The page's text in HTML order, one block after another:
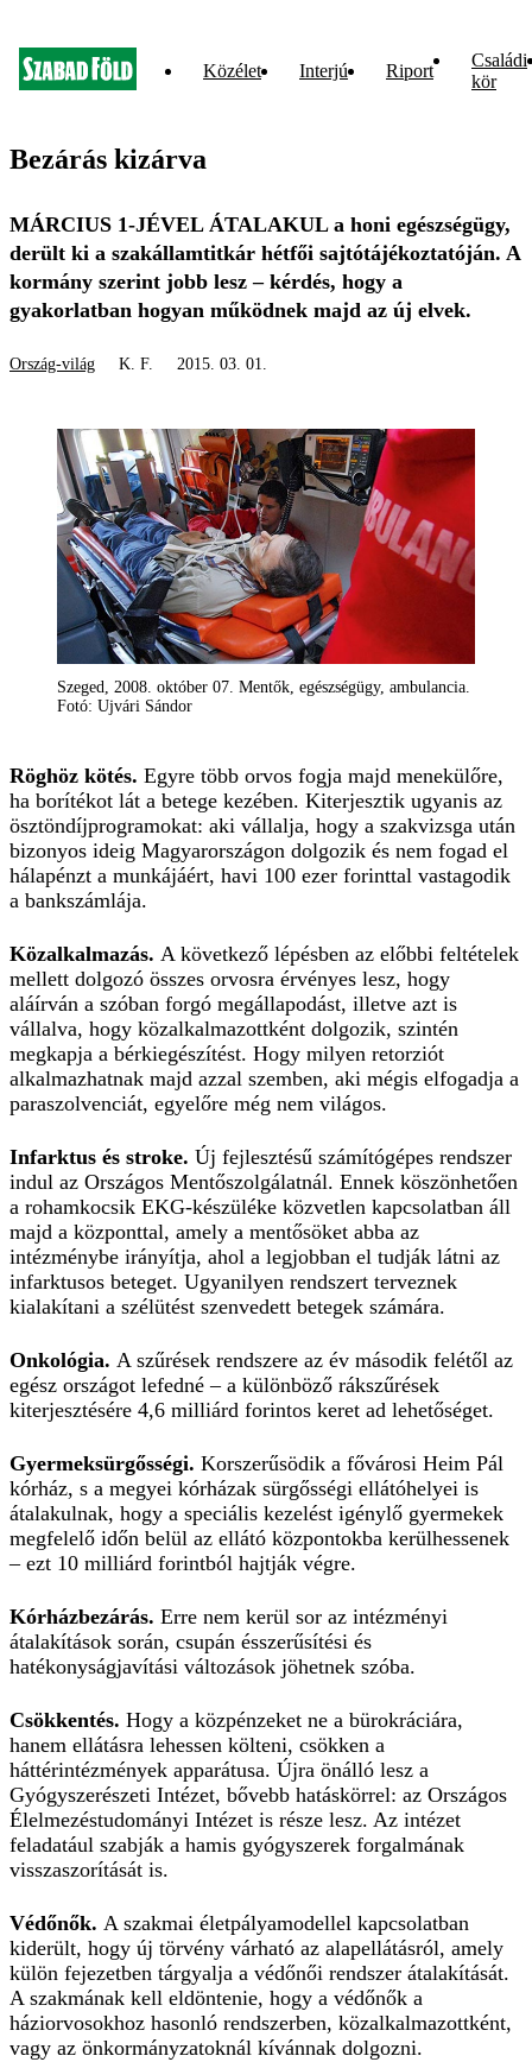
Közélet Interjú Riport
Családi
kör
Bezárás kizárva
MÁRCIUS 1-JÉVEL ÁTALAKUL a honi egészségügy,
derült ki a szakállamtitkár hétfői sajtótájékoztatóján. A
kormány szerint jobb lesz – kérdés, hogy a
gyakorlatban hogyan működnek majd az új elvek.
Ország-világ K. F. 2015. 03. 01.
Szeged, 2008. október 07. Mentők, egészségügy, ambulancia.
Fotó: Ujvári Sándor
Röghöz kötés. Egyre több orvos fogja majd menekülőre,
ha borítékot lát a betege kezében. Kiterjesztik ugyanis az
ösztöndíjprogramokat: aki vállalja, hogy a szakvizsga után
bizonyos ideig Magyarországon dolgozik és nem fogad el
hálapénzt a munkájáért, havi 100 ezer forinttal vastagodik
a bankszámlája.
Közalkalmazás. A következő lépésben az előbbi feltételek
mellett dolgozó összes orvosra érvényes lesz, hogy
aláírván a szóban forgó megállapodást, illetve azt is
vállalva, hogy közalkalmazottként dolgozik, szintén
megkapja a bérkiegészítést. Hogy milyen retorziót
alkalmazhatnak majd azzal szemben, aki mégis elfogadja a
paraszolvenciát, egyelőre még nem világos.
Infarktus és stroke. Új fejlesztésű számítógépes rendszer
indul az Országos Mentőszolgálatnál. Ennek köszönhetően
a rohamkocsik EKG-készüléke közvetlen kapcsolatban áll
majd a központtal, amely a mentősöket abba az
intézménybe irányítja, ahol a legjobban el tudják látni az
infarktusos beteget. Ugyanilyen rendszert terveznek
kialakítani a szélütést szenvedett betegek számára.
Onkológia. A szűrések rendszere az év második felétől az
egész országot lefedné – a különböző rákszűrések
kiterjesztésére 4,6 milliárd forintos keret ad lehetőséget.
Gyermeksürgősségi. Korszerűsödik a fővárosi Heim Pál
kórház, s a megyei kórházak sürgősségi ellátóhelyei is
átalakulnak, hogy a speciális kezelést igénylő gyermekek
megfelelő időn belül az ellátó központokba kerülhessenek
– ezt 10 milliárd forintból hajtják végre.
Kórházbezárás. Erre nem kerül sor az intézményi
átalakítások során, csupán ésszerűsítési és
hatékonyságjavítási változások jöhetnek szóba.
Csökkentés. Hogy a közpénzeket ne a bürokráciára,
hanem ellátásra lehessen költeni, csökken a
háttérintézmények apparátusa. Újra önálló lesz a
Gyógyszerészeti Intézet, bővebb hatáskörrel: az Országos
Élelmezéstudományi Intézet is része lesz. Az intézet
feladatául szabják a hamis gyógyszerek forgalmának
visszaszorítását is.
Védőnők. A szakmai életpályamodellel kapcsolatban
kiderült, hogy új törvény várható az alapellátásról, amely
külön fejezetben tárgyalja a védőnői rendszer átalakítását.
A szakmának kell eldöntenie, hogy a védőnők a
háziorvosokhoz hasonló rendszerben, közalkalmazottként,
vagy az önkormányzatoknál kívánnak dolgozni.